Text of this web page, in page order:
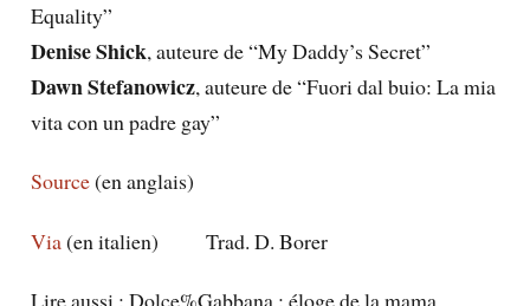
Equality”
Denise Shick, auteure de “My Daddy’s Secret”
Dawn Stefanowicz, auteure de “Fuori dal buio: La mia
vita con un padre gay”
Source(en anglais)
Via(en italien) Trad. D. Borer